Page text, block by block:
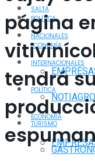
POLÍTICA
ECONOMÍA
NOTIAGRO
TURISMO
SALTA
NACIONALES
INTERNACIONALES
POLÍTICA
ECONOMÍA
página
tendrá